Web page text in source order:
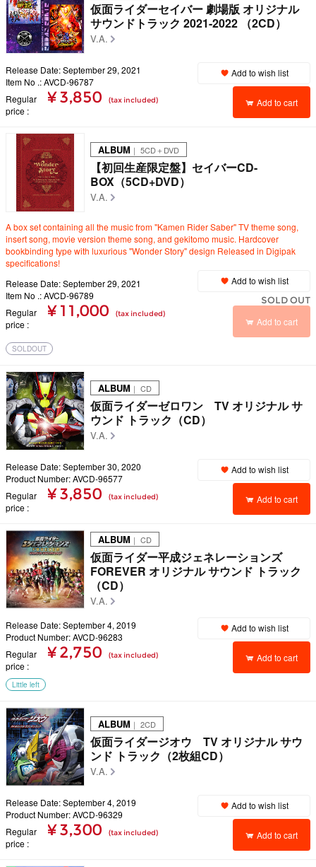
仮面ライダーセイバー 劇場版 オリジナル
サウンドトラック 2021-2022 （2CD）
V.A.
Release Date: September 29, 2021
Item No .: AVCD-96787
Regular
price
¥ 3,850 (tax included)
Add to wish list
Add to cart
ALBUM ｜ 5CD＋DVD
【初回生産限定盤】セイバーCD-
BOX（5CD+DVD）
V.A.
A box set containing all the music from "Kamen Rider Saber" TV theme song,
insert song, movie version theme song, and gekitomo music. Hardcover
bookbinding type with luxurious "Wonder Story" design Released in Digipak
specifications!
Release Date: September 29, 2021
Item No .: AVCD-96789
Regular
price
¥ 11,000 (tax included)
Add to wish list
SOLD OUT
Add to cart
SOLDOUT
ALBUM ｜ CD
仮面ライダーゼロワン TV オリジナル サ
ウンド トラック（CD）
V.A.
Release Date: September 30, 2020
Product Number: AVCD-96577
Regular
price
¥ 3,850 (tax included)
Add to wish list
Add to cart
ALBUM ｜ CD
仮面ライダー平成ジェネレーションズ
FOREVER オリジナル サウンド トラック
（CD）
V.A.
Release Date: September 4, 2019
Product Number: AVCD-96283
Regular
price
¥ 2,750 (tax included)
Add to wish list
Add to cart
Little left
ALBUM ｜ 2CD
仮面ライダージオウ TV オリジナル サウ
ンド トラック（2枚組CD）
V.A.
Release Date: September 4, 2019
Product Number: AVCD-96329
Regular
price
¥ 3,300 (tax included)
Add to wish list
Add to cart